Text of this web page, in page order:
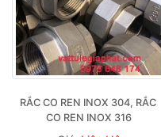
RẮC CO REN INOX 304, RẮC
CO REN INOX 316